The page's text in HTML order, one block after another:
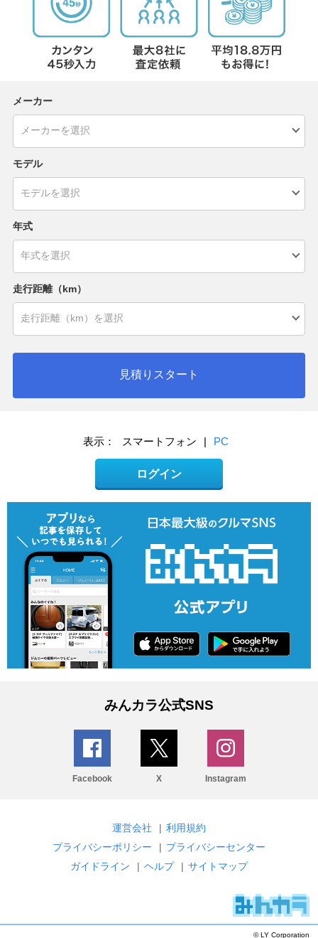
メーカー
モデル
年式
走行距離（km）
見積りスタート
表示： スマートフォン | PC
ログイン
みんカラ公式SNS
Facebook X Instagram
運営会社 | 利用規約
プライバシーポリシー
| プライバシーセンター
ガイドライン
| ヘルプ | サイトマップ
© LY Corporation